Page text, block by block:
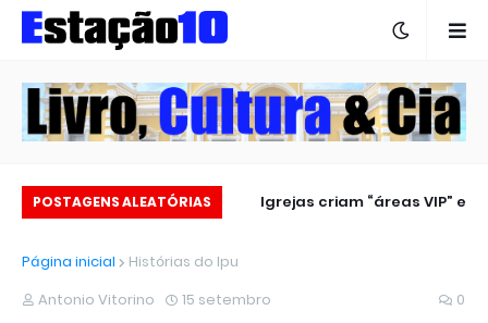
POSTAGENS ALEATÓRIAS
Igrejas criam “áreas VIP” e
10 no carnaval 2025
Página inicial
Histórias do Ipu
Antonio Vitorino
15 setembro 0